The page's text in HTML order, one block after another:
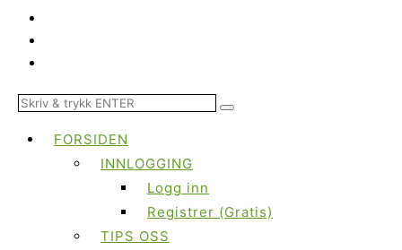
FORSIDEN
INNLOGGING
Logg inn
Registrer (Gratis)
TIPS OSS